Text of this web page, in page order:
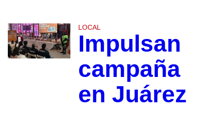
LOCAL
Impulsan
campaña
en Juárez